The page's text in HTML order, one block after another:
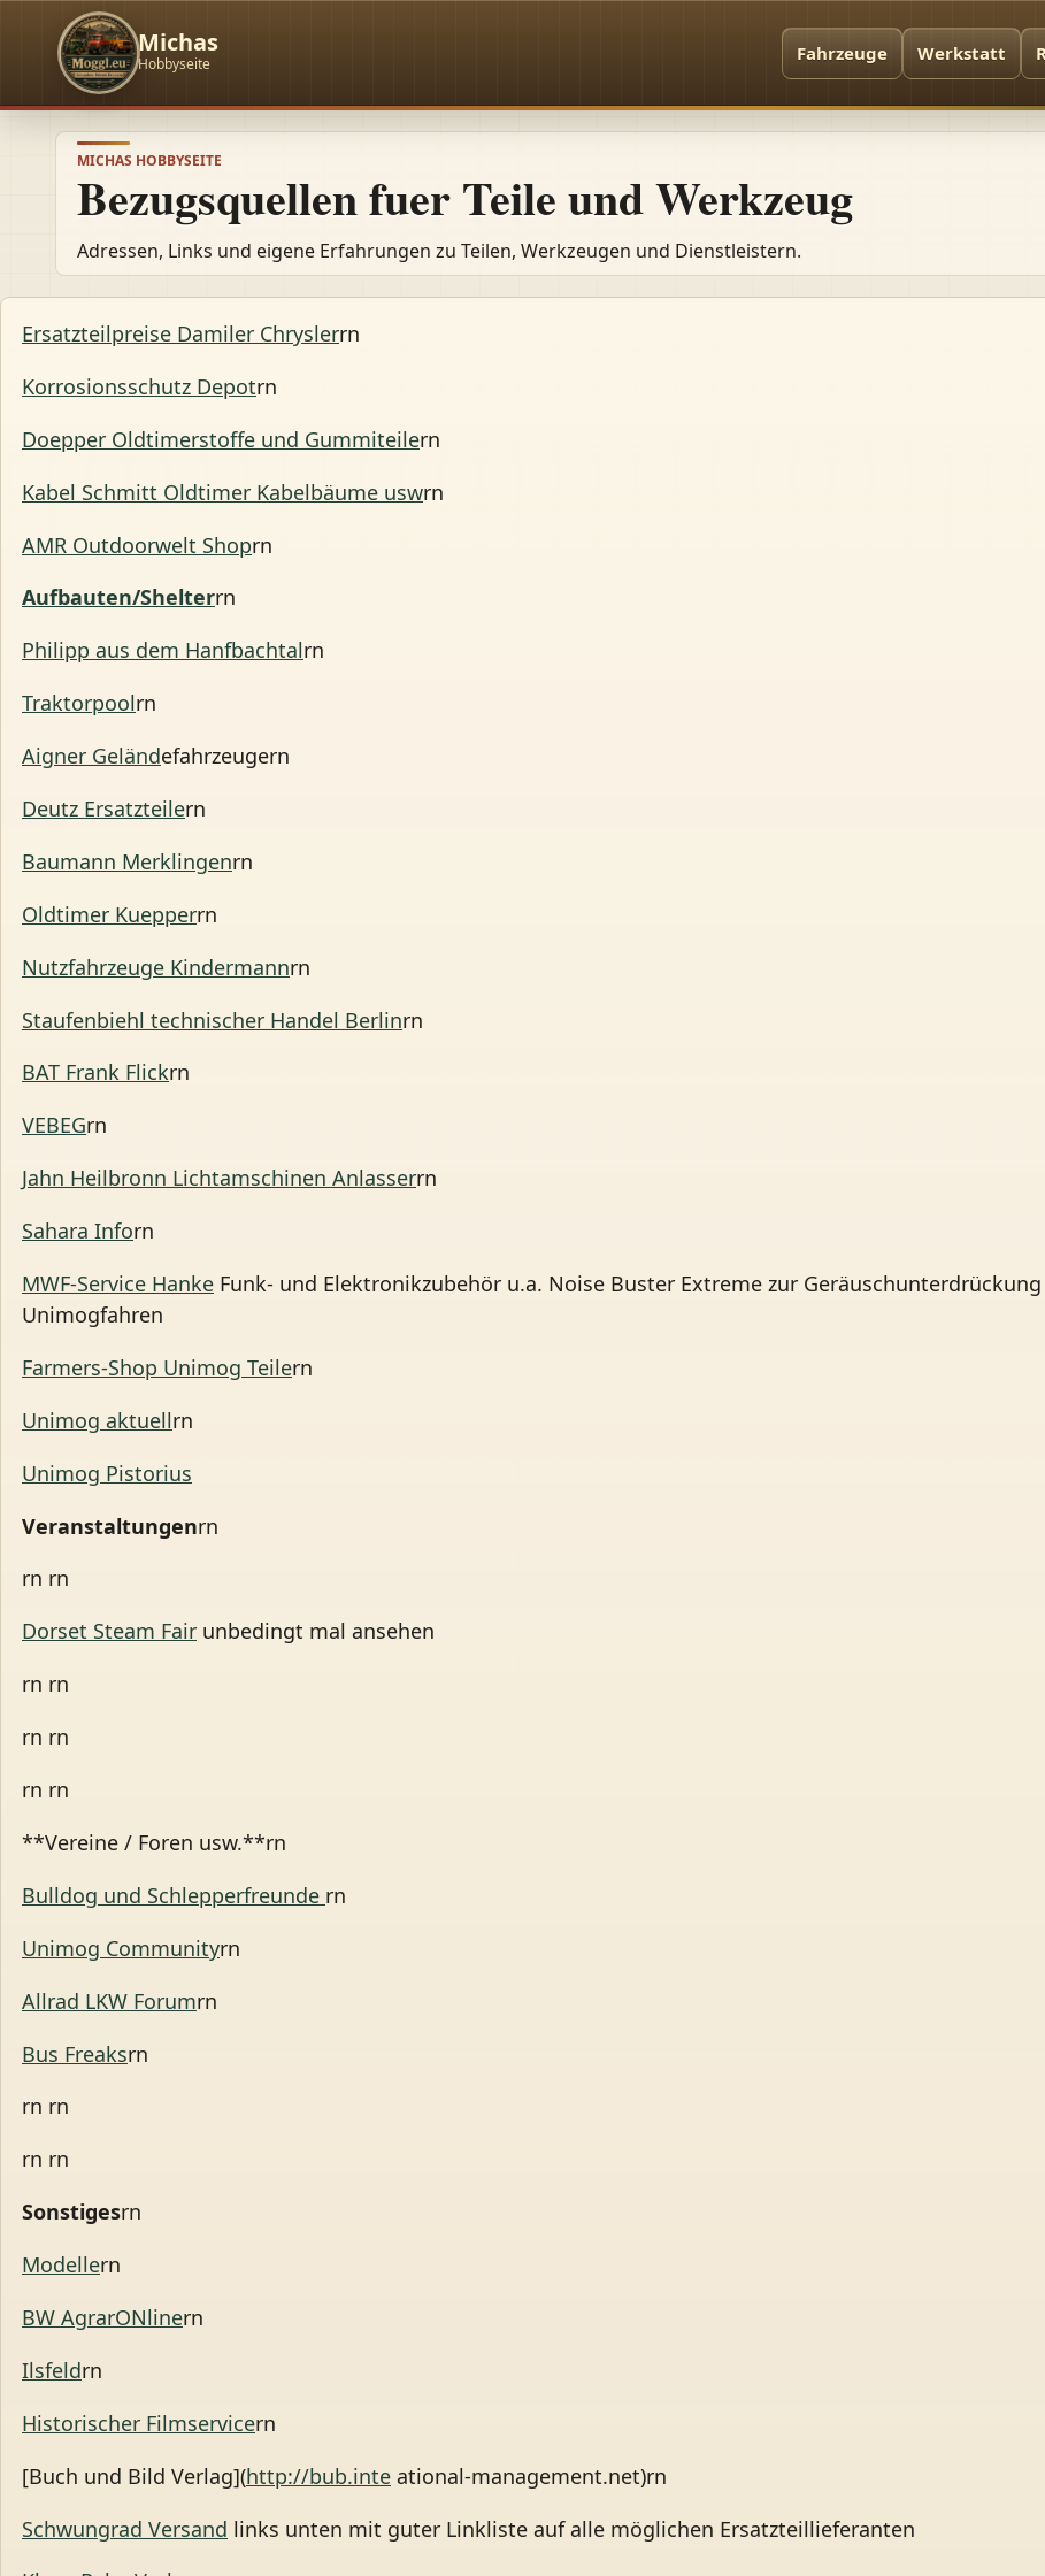
Michas
Hobbyseite Fahrzeuge Werkstatt
MICHAS HOBBYSEITE
Bezugsquellen fuer Teile und Werkzeug
Adressen, Links und eigene Erfahrungen zu Teilen, Werkzeugen und Dienstleistern.
Ersatzteilpreise Damiler Chryslerrn
Korrosionsschutz Depotrn
Doepper Oldtimerstoffe und Gummiteilern
Kabel Schmitt Oldtimer Kabelbäume uswrn
AMR Outdoorwelt Shoprn
Aufbauten/Shelterrn
Philipp aus dem Hanfbachtalrn
Traktorpoolrn
Aigner Geländefahrzeugern
Deutz Ersatzteilern
Baumann Merklingenrn
Oldtimer Kuepperrn
Nutzfahrzeuge Kindermannrn
Staufenbiehl technischer Handel Berlinrn
BAT Frank Flickrn
VEBEGrn
Jahn Heilbronn Lichtamschinen Anlasserrn
Sahara Inforn
MWF-Service Hanke Funk- und Elektronikzubehör u.a. Noise Buster Extreme zur
Unimogfahren
Farmers-Shop Unimog Teilern
Unimog aktuellrn
Unimog Pistorius
Veranstaltungenrn
rn rn
Dorset Steam Fair unbedingt mal ansehen
rn rn
rn rn
rn rn
**Vereine / Foren usw.**rn
Bulldog und Schlepperfreunde rn
Unimog Communityrn
Allrad LKW Forumrn
Bus Freaksrn
rn rn
rn rn
Sonstigesrn
Modellern
BW AgrarONlinern
Ilsfeldrn
Historischer Filmservicern
[Buch und Bild Verlag](http://bub.inte ational-management.net)rn
Schwungrad Versand links unten mit guter Linkliste auf alle möglichen Ersatzteillieferanten